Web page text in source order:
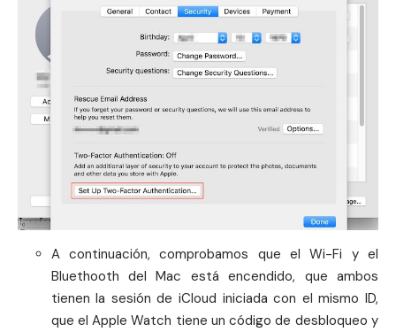
A continuación, comprobamos que el Wi-Fi y el
Bluethooth del Mac está encendido, que ambos
tienen la sesión de iCloud iniciada con el mismo ID,
que el Apple Watch tiene un código de desbloqueo y